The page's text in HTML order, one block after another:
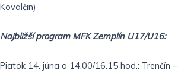
Kovalčin)
Najbližší program MFK Zemplín U17/U16:
Piatok 14. júna o 14.00/16.15 hod.: Trenčín